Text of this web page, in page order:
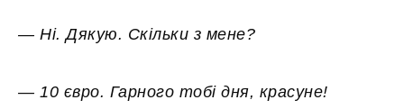
— Ні. Дякую. Скільки з мене?
— 10 євро. Гарного тобі дня, красуне!